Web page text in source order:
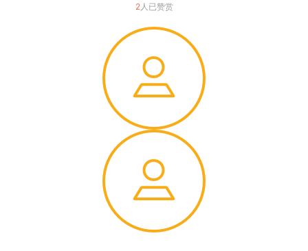
2 人已赞赏